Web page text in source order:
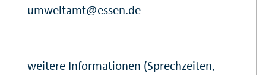
umweltamt@essen.de
weitere Informationen (Sprechzeiten,